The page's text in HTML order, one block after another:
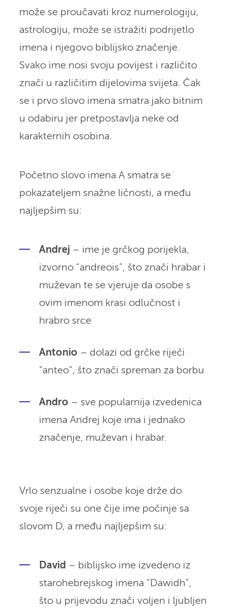
može se proučavati kroz numerologiju,
astrologiju, može se istražiti podrijetlo
imena i njegovo biblijsko značenje.
Svako ime nosi svoju povijest i različito
znači u različitim dijelovima svijeta. Čak
se i prvo slovo imena smatra jako bitnim
u odabiru jer pretpostavlja neke od
karakternih osobina.
Početno slovo imena A smatra se
pokazateljem snažne ličnosti, a među
najljepšim su:
Andrej – ime je grčkog porijekla,
izvorno “andreois”, što znači hrabar i
muževan te se vjeruje da osobe s
ovim imenom krasi odlučnost i
hrabro srce
Antonio – dolazi od grčke riječi
“anteo”, što znači spreman za borbu
Andro – sve popularnija izvedenica
imena Andrej koje ima i jednako
značenje, muževan i hrabar.
Vrlo senzualne i osobe koje drže do
svoje riječi su one čije ime počinje sa
slovom D, a među najljepšim su:
David – biblijsko ime izvedeno iz
starohebrejskog imena “Dawidh”,
što u prijevodu znači voljen i ljubljen